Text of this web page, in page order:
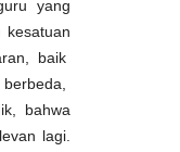
yang
kesatuan
baik
berbeda
bahwa
lagi.